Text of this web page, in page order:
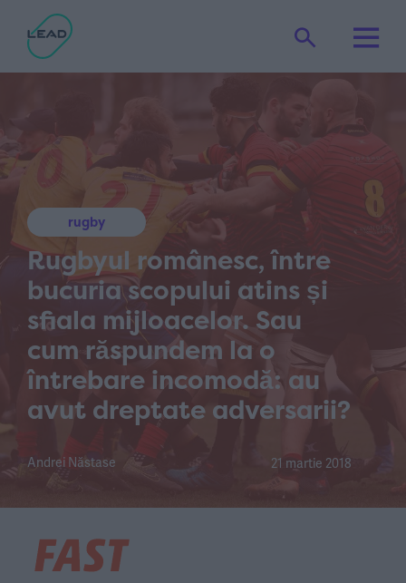
rugby
Rugbyul românesc, între
bucuria scopului atins și
sfiala mijloacelor. Sau
cum răspundem la o
întrebare incomodă: au
avut dreptate adversarii?
Andrei Năstase 21 martie 2018